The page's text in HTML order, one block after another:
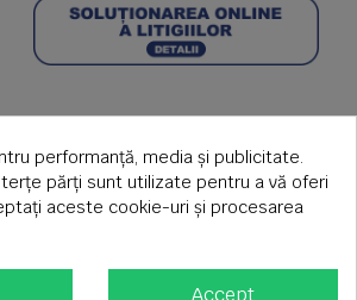
performanță, media și publicitate.
părți sunt utilizate pentru a vă oferi
aceste cookie-uri și procesarea
Accept